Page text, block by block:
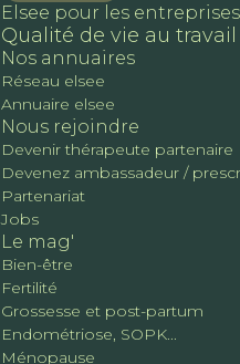
Elsee pour les entreprises
Qualité de vie au travail
Nos annuaires
Réseau elsee
Annuaire elsee
Nous rejoindre
Devenir thérapeute partenaire
Devenez ambassadeur /
Partenariat
Jobs
Le mag'
Bien-être
Fertilité
Grossesse et post-partum
Endométriose, SOPK...
Ménopause